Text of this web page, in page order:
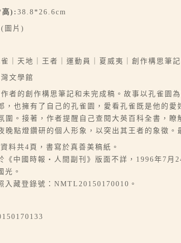
高): 38.8*26.6cm
圖片)
｜天地｜王者｜運動員｜夏威夷｜創作構思筆記
文學館
者的創作構思筆記和未完成稿。故事以孔雀園
，也擁有了自己的孔雀園，愛看孔雀既是他的
圍。接著，作者提醒自己查閱大英百科全書，
晚點燈鑽研的個人形象，以突出其王者的象徵
料共4頁，書寫於真善美稿紙。
《中國時報‧人間副刊》版面不詳，1996年7月
光。
入藏登錄號：NMTL20150170010。